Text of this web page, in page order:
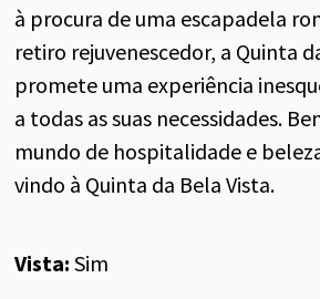
à procura de uma escapadela
retiro rejuvenescedor, a Quinta
promete uma experiência
a todas as suas necessidades.
mundo de hospitalidade e
vindo à Quinta da Bela Vista.
Vista:Sim